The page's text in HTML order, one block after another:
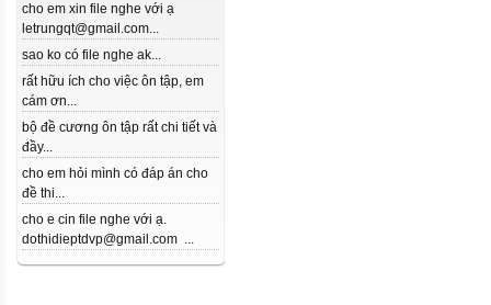
cho em xin file nghe với ạ
letrungqt@gmail.com...
sao ko có file nghe ak...
rất hữu ích cho việc ôn tập, em
cám ơn...
bộ đề cương ôn tập rất chi tiết và
đầy...
cho em hỏi mình có đáp án cho
đề thi...
cho e cin file nghe với ạ.
dothidieptdvp@gmail.com ...